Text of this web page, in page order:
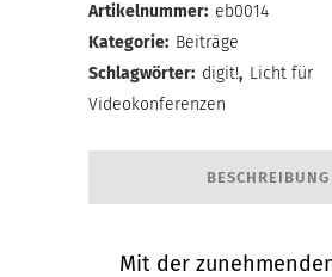
Artikelnummer: eb0014
Kategorie: Beiträge
Schlagwörter: digit!, Licht für
Videokonferenzen
BESCHREIBUNG
Mit der